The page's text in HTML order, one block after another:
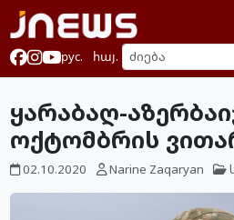
рус. հայ.
ყარაბაღ-
ოქტომბრის
02.10.2020 Narine Zaqaryan